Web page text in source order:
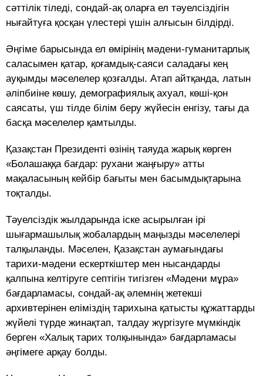
сәттілік тіледі, сондай-ақ оларға ел тәуелсіздігін
нығайтуға қосқан үлестері үшін алғысын білдірді.
Әңгіме барысында ел өмірінің мәдени-гуманитарлық
саласымен қатар, қоғамдық-саяси саладағы кең
ауқымды мәселелер қозғалды. Атап айтқанда, латын
әліпбиіне көшу, демографиялық ахуал, көші-қон
саясаты, үш тілде білім беру жүйесін енгізу, тағы да
басқа мәселелер қамтылды.
Қазақстан Президенті өзінің таяуда жарық көрген
«Болашаққа бағдар: рухани жаңғыру» атты
мақаласының кейбір бағыты мен басымдықтарына
тоқталды.
Тәуелсіздік жылдарында іске асырылған ірі
шығармашылық жобалардың маңызды мәселелері
талқыланды. Мәселен, Қазақстан аумағындағы
тарихи-мәдени ескерткіштер мен нысандарды
қалпына келтіруге септігін тигізген «Мәдени мұра»
бағдарламасы, сондай-ақ әлемнің жетекші
архивтерінен еліміздің тарихына қатысты құжаттарды
жүйелі түрде жинақтап, талдау жүргізуге мүмкіндік
берген «Халық тарих толқынында» бағдарламасы
әңгімеге арқау болды.